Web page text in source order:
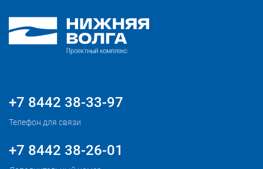
+7 8442 38-33-97
Телефон для связи
+7 8442 38-26-01